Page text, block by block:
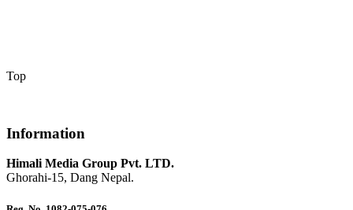
Top
Information
Himali Media Group Pvt. LTD.
Ghorahi-15, Dang Nepal.